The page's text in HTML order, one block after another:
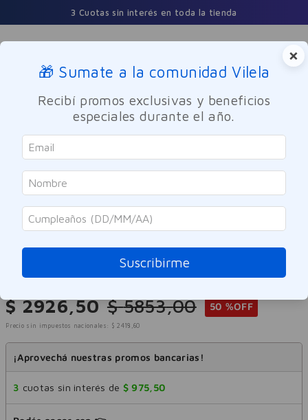
3 Cuotas sin interés en toda la tienda
Buscar
Cuidado Oral Enjuage bucal
Colgate
Enjuague Bucal Colgate Total 12
Clean Mint 250ml
Referencia:-317495
$ 2926,50 $ 5853,00 50 %OFF
Precio sin impuestos nacionales: $ 2418 ,60
¡Aprovechá nuestras promos bancarias!
3 cuotas sin interés de $ 975, 50
×
🎁 Sumate a la comunidad Vilela
Recibí promos exclusivas y beneficios
especiales durante el año.
Suscribirme